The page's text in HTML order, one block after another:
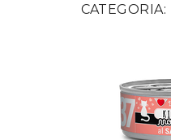
CATEGORIA: